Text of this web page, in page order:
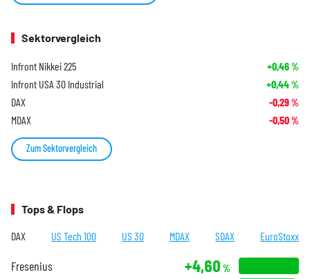
Sektorvergleich
Infront Nikkei 225 +0,46%
Infront USA 30 Industrial +0,44%
DAX -0,29%
MDAX -0,50%
Zum Sektorvergleich
Tops & Flops
DAX US Tech 100 US 30 MDAX SDAX EuroStoxx
Fresenius +4,60 %